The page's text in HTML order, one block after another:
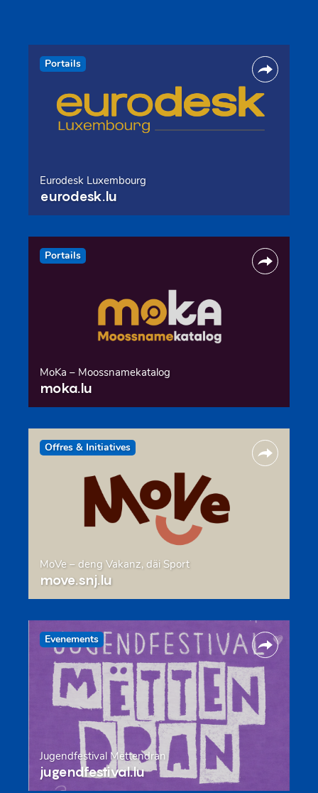
Portails
Eurodesk Luxembourg
eurodesk.lu
Portails
MoKa – Moossnamekatalog
moka.lu
Offres & Initiatives
MoVe – deng Vakanz, däi Sport
move.snj.lu
Evenements
Jugendfestival Mëttendran
jugendfestival.lu